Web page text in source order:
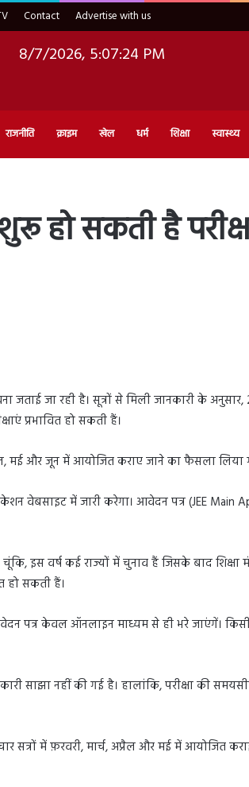
Contact Advertise with us
8/7/2026, 5:07:25 PM
राजनीति क्राइम खेल धर्म शिक्षा स्वास्थ्य
हो सकती है
जताई जा रही है। सूत्रों से मिली जानकारी के
प्रभावित हो सकती हैं।
मई और जून में आयोजित कराए जाने का फैसला लिया
वेबसाइट में जारी करेगा। आवेदन पत्र (JEE Main
इस वर्ष कई राज्यों में चुनाव हैं जिसके बाद शिक्षा
हो सकती हैं।
पत्र केवल ऑनलाइन माध्यम से ही भरे जाएंगें।
साझा नहीं की गई है। हालांकि, परीक्षा की
चार सत्रों में फ़रवरी, मार्च, अप्रैल और मई में आयोजित